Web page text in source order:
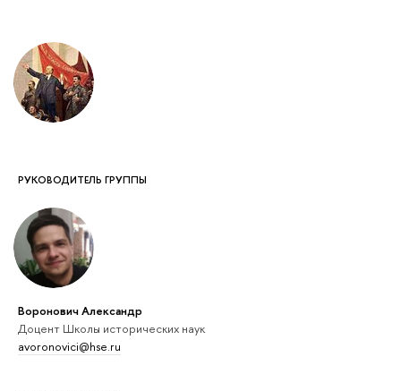
РУКОВОДИТЕЛЬ ГРУППЫ
Воронович Александр
Доцент Школы исторических наук
avoronovici@hse.ru